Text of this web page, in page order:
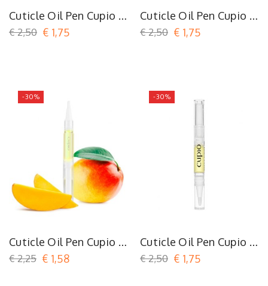
Cuticle Oil Pen Cupio -
Fresh Aloe
€ 2,50 € 1,75
Cuticle Oil Pen Cupio -
Lavender
€ 2,50 € 1,75
-30%
Cuticle Oil Pen Cupio -
Mango
€ 2,25 € 1,58
-30%
Cuticle Oil Pen Cupio -
Pineapple
€ 2,50 € 1,75